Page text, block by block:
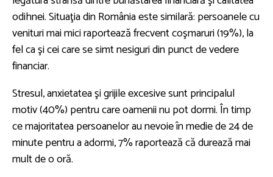
odihnei. Situaţia din România este similară: persoanele cu
venituri mai mici raportează frecvent coşmaruri (19%), la
fel ca şi cei care se simt nesiguri din punct de vedere
financiar.
Stresul, anxietatea şi grijile excesive sunt principalul
motiv (40%) pentru care oamenii nu pot dormi. În timp
ce majoritatea persoanelor au nevoie în medie de 24 de
minute pentru a adormi, 7% raportează că durează mai
mult de o oră.